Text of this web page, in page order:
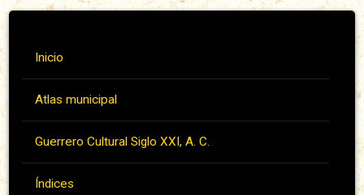
Inicio
Atlas municipal
Guerrero Cultural Siglo XXI, A. C.
Índices